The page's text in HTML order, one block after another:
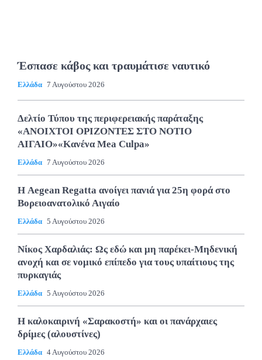
Έσπασε κάβος και τραυμάτισε ναυτικό
Ελλάδα 7 Αυγούστου 2026
Δελτίο Τύπου της περιφερειακής παράταξης
«ΑΝΟΙΧΤΟΙ ΟΡΙΖΟΝΤΕΣ ΣΤΟ ΝΟΤΙΟ
ΑΙΓΑΙΟ»«Κανένα Mea Culpa»
Ελλάδα 7 Αυγούστου 2026
Η Aegean Regatta ανοίγει πανιά για 25η φορά στο
Βορειοανατολικό Αιγαίο
Ελλάδα 5 Αυγούστου 2026
Νίκος Χαρδαλιάς: Ως εδώ και μη παρέκει-Μηδενική
ανοχή και σε νομικό επίπεδο για τους υπαίτιους της
πυρκαγιάς
Ελλάδα 5 Αυγούστου 2026
Η καλοκαιρινή «Σαρακοστή» και οι πανάρχαιες
δρίμες (αλουστίνες)
Ελλάδα 4 Αυγούστου 2026